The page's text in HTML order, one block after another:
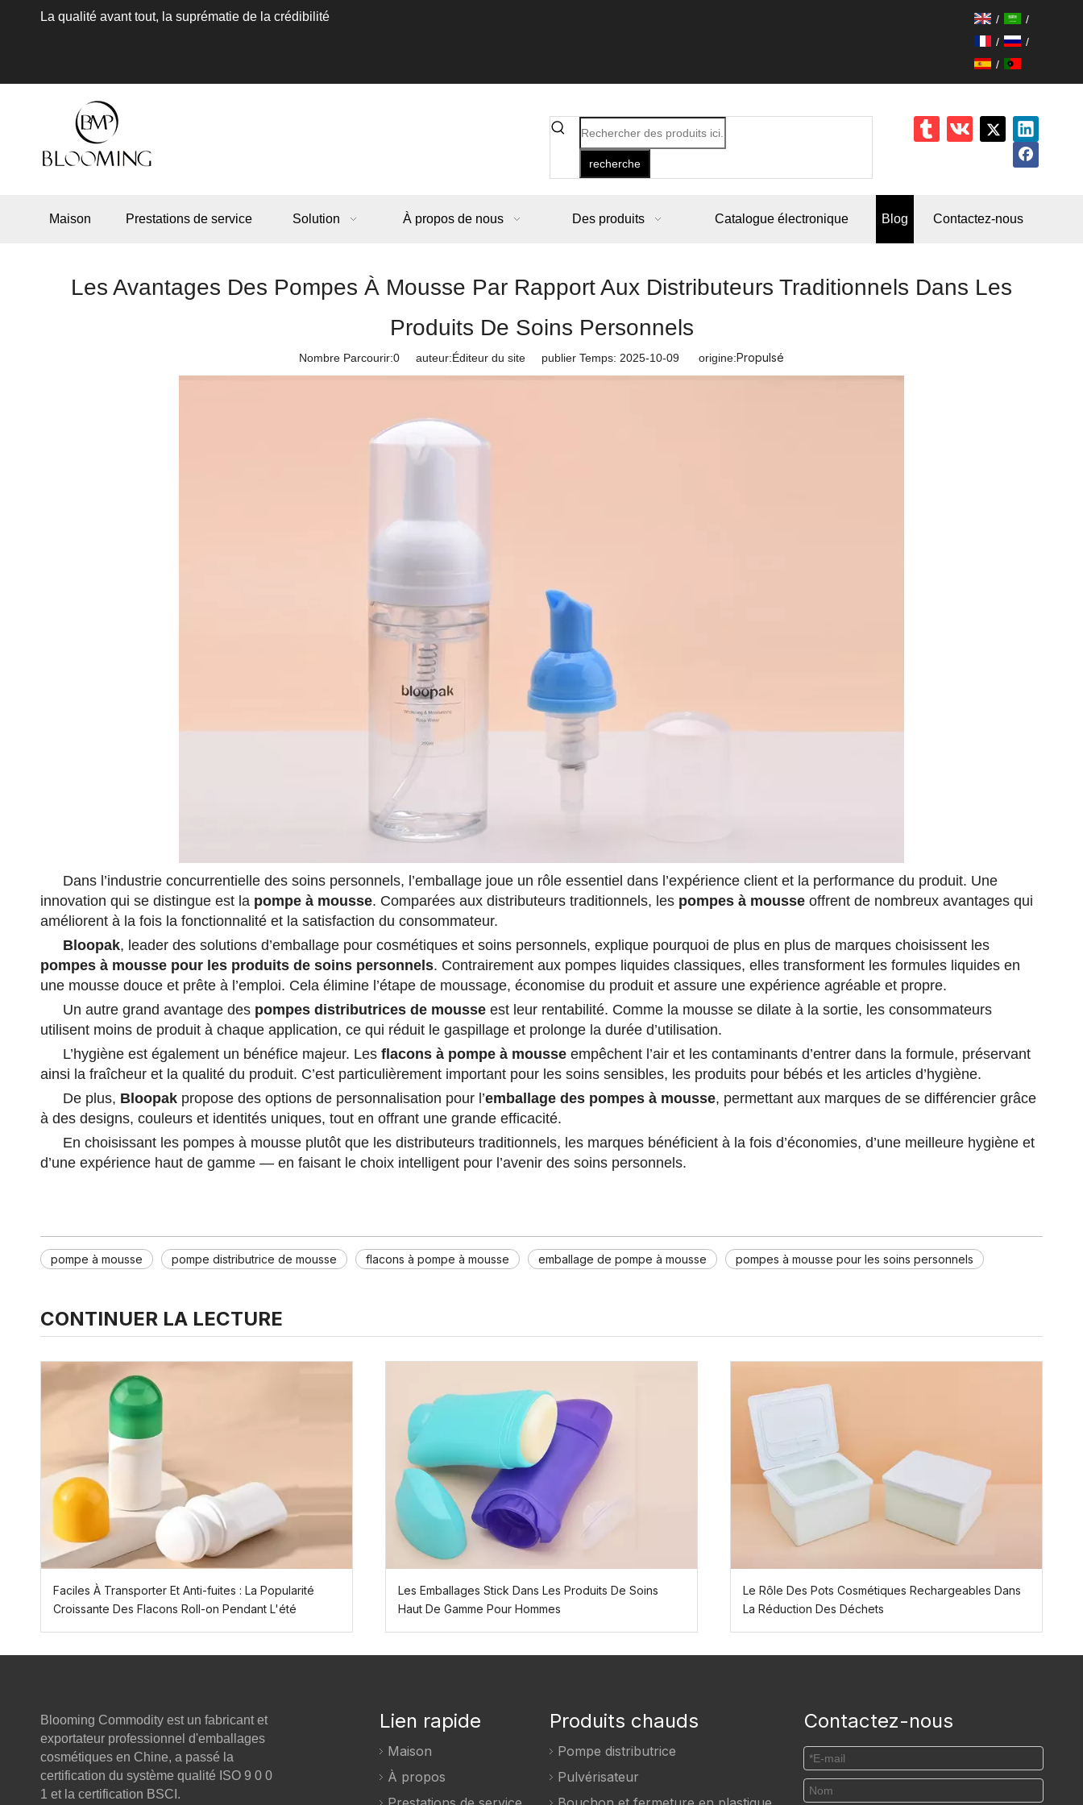
La qualité avant tout, la suprématie de la crédibilité /
/
/
/
/
recherche
Maison Prestations de service Solution À propos de nous Des produits Catalogue électronique Blog Contactez-nous
Les Avantages Des Pompes À Mousse Par Rapport Aux Distributeurs Traditionnels Dans Les
Produits De Soins Personnels
Nombre Parcourir:0 auteur:Éditeur du site publier Temps: 2025-10-09 origine:Propulsé
Dans l’industrie concurrentielle des soins personnels, l’emballage joue un rôle essentiel dans l’expérience client et la performance du produit. Une
innovation qui se distingue est la pompe à mousse. Comparées aux distributeurs traditionnels, les pompes à mousse offrent de nombreux avantages qui
améliorent à la fois la fonctionnalité et la satisfaction du consommateur.
Bloopak, leader des solutions d’emballage pour cosmétiques et soins personnels, explique pourquoi de plus en plus de marques choisissent les
pompes à mousse pour les produits de soins personnels. Contrairement aux pompes liquides classiques, elles transforment les formules liquides en
une mousse douce et prête à l’emploi. Cela élimine l’étape de moussage, économise du produit et assure une expérience agréable et propre.
Un autre grand avantage des pompes distributrices de mousse est leur rentabilité. Comme la mousse se dilate à la sortie, les consommateurs
utilisent moins de produit à chaque application, ce qui réduit le gaspillage et prolonge la durée d’utilisation.
L’hygiène est également un bénéfice majeur. Les flacons à pompe à mousse empêchent l’air et les contaminants d’entrer dans la formule, préservant
ainsi la fraîcheur et la qualité du produit. C’est particulièrement important pour les soins sensibles, les produits pour bébés et les articles d’hygiène.
De plus, Bloopak propose des options de personnalisation pour l’emballage des pompes à mousse, permettant aux marques de se différencier grâce
à des designs, couleurs et identités uniques, tout en offrant une grande efficacité.
En choisissant les pompes à mousse plutôt que les distributeurs traditionnels, les marques bénéficient à la fois d’économies, d’une meilleure hygiène et
d’une expérience haut de gamme — en faisant le choix intelligent pour l’avenir des soins personnels.
pompe à mousse pompe distributrice de mousse flacons à pompe à mousse emballage de pompe à mousse pompes à mousse pour les soins personnels
CONTINUER LA LECTURE
Faciles À Transporter Et Anti-fuites : La Popularité
Croissante Des Flacons Roll-on Pendant L'été
Les Emballages Stick Dans Les Produits De Soins
Haut De Gamme Pour Hommes
Le Rôle Des Pots Cosmétiques Rechargeables Dans
La Réduction Des Déchets
Blooming Commodity est un fabricant et
exportateur professionnel d'emballages
cosmétiques en Chine, a passé la
certification du système qualité ISO 9 0 0
1 et la certification BSCI.
Lien rapide
Maison
À propos
Produits chauds
Pompe distributrice
Pulvérisateur
Contactez-nous